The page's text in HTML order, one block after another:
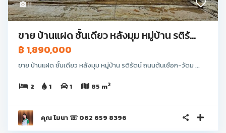
11
ขาย บ้านแฝด ชั้นเดียว หลังมุม หมู่บ้าน รติรั...
฿ 1,890,000
ขาย บ้านแฝด ชั้นเดียว หลังมุม หมู่บ้าน รติรัตน์ ถนนต้นเชือก-วัดม ...
2 1 1 85 m2
คุณ โมนา ☏ 062 659 8396